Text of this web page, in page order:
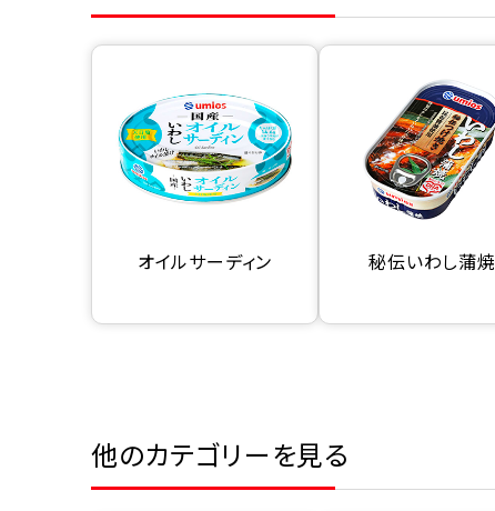
オイルサーディン 秘伝いわし蒲焼
他のカテゴリーを見る